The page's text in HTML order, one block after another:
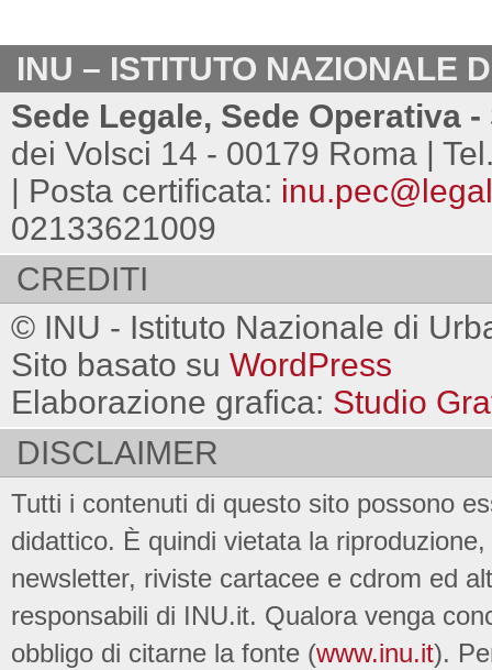
INU – ISTITUTO NAZIONALE
Sede Legale, Sede Operativa
dei Volsci 14 - 00179 Roma |
| Posta certificata:
02133621009
CREDITI
© INU - Istituto Nazionale di
Sito basato su WordPress
Elaborazione grafica: Studio
DISCLAIMER
Tutti i contenuti di questo sito possono
didattico. È quindi vietata la
newsletter, riviste cartacee e cdrom ed
responsabili di INU.it. Qualora venga
obbligo di citarne la fonte (www.inu.it).